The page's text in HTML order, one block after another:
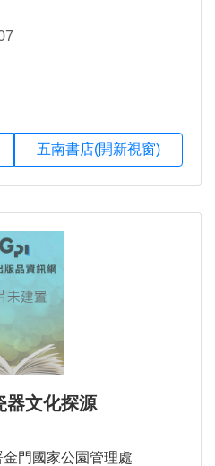
五南書店(開新視窗)
器文化探源
門國家公園管理處